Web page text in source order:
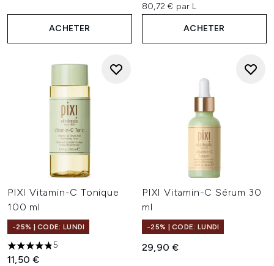
ACHETER
80,72 € par L
ACHETER
PIXI Vitamin-C Tonique
100 ml
-25% | CODE: LUNDI
4.8 étoiles sur un maximum de 5
5
11,50 €
PIXI Vitamin-C Sérum 30
ml
-25% | CODE: LUNDI
29,90 €